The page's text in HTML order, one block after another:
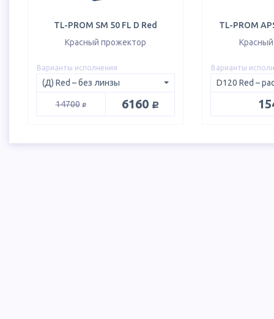
TL-PROM SM 50 FL D Red
Красный прожектор
Варианты исполнения
14700 руб. 6160 руб.
TL-PROM
Варианты